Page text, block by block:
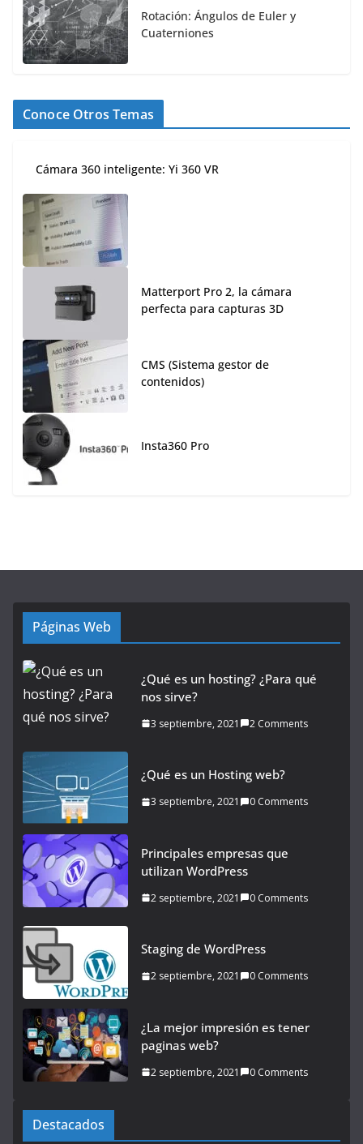
Rotación: Ángulos de Euler y
Cuaterniones
Conoce Otros Temas
Cámara 360 inteligente: Yi 360 VR
Matterport Pro 2, la cámara
perfecta para capturas 3D
CMS (Sistema gestor de
contenidos)
Insta360 Pro
Páginas Web
¿Qué es un hosting? ¿Para qué
nos sirve?
3 septiembre, 2021 2 Comments
¿Qué es un Hosting web?
3 septiembre, 2021 0 Comments
Principales empresas que
utilizan WordPress
2 septiembre, 2021 0 Comments
Staging de WordPress
2 septiembre, 2021 0 Comments
¿La mejor impresión es tener
paginas web?
2 septiembre, 2021 0 Comments
Destacados